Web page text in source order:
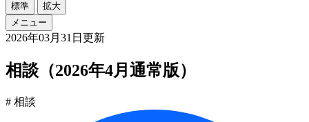
標準
拡大
メニュー
2026年03月31日更新
相談（2026年4月通常版）
# 相談